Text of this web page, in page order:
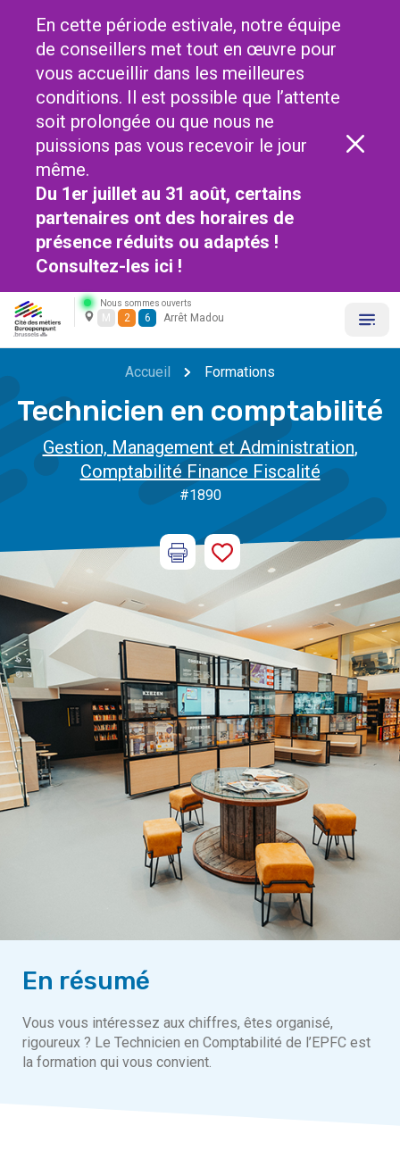
En cette période estivale, notre équipe
de conseillers met tout en œuvre pour
vous accueillir dans les meilleures
conditions. Il est possible que l’attente
soit prolongée ou que nous ne
puissions pas vous recevoir le jour
même.
Du 1er juillet au 31 août, certains
partenaires ont des horaires de
présence réduits ou adaptés !
Consultez-les ici !
Nous sommes ouverts
M 2 6 Arrêt Madou
Accueil Formations
Technicien en comptabilité
Gestion, Management et Administration,
Comptabilité Finance Fiscalité
#1890
En résumé
Vous vous intéressez aux chiffres, êtes organisé,
rigoureux ? Le Technicien en Comptabilité de l’EPFC est
la formation qui vous convient.